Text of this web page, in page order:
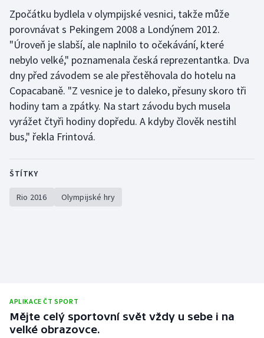
Ragby
Rychlobruslení
Rychlostní kanoistika
Short track
Sportovní střelba
Triatlon
Zpočátku bydlela v olympijské vesnici, takže může
porovnávat s Pekingem 2008 a Londýnem 2012.
"Úroveň je slabší, ale naplnilo to očekávání, které
nebylo velké," poznamenala česká reprezentantka. Dva
dny před závodem se ale přestěhovala do hotelu na
Copacabaně. "Z vesnice je to daleko, přesuny skoro tři
hodiny tam a zpátky. Na start závodu bych musela
vyrážet čtyři hodiny dopředu. A kdyby člověk nestihl
bus," řekla Frintová.
ŠTÍTKY
Rio 2016 Olympijské hry
APLIKACE ČT SPORT
Mějte celý sportovní svět vždy u sebe i na
velké obrazovce.